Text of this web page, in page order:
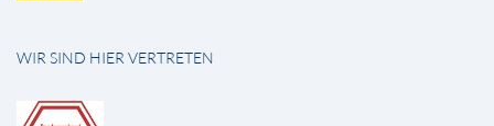
WIR SIND HIER VERTRETEN